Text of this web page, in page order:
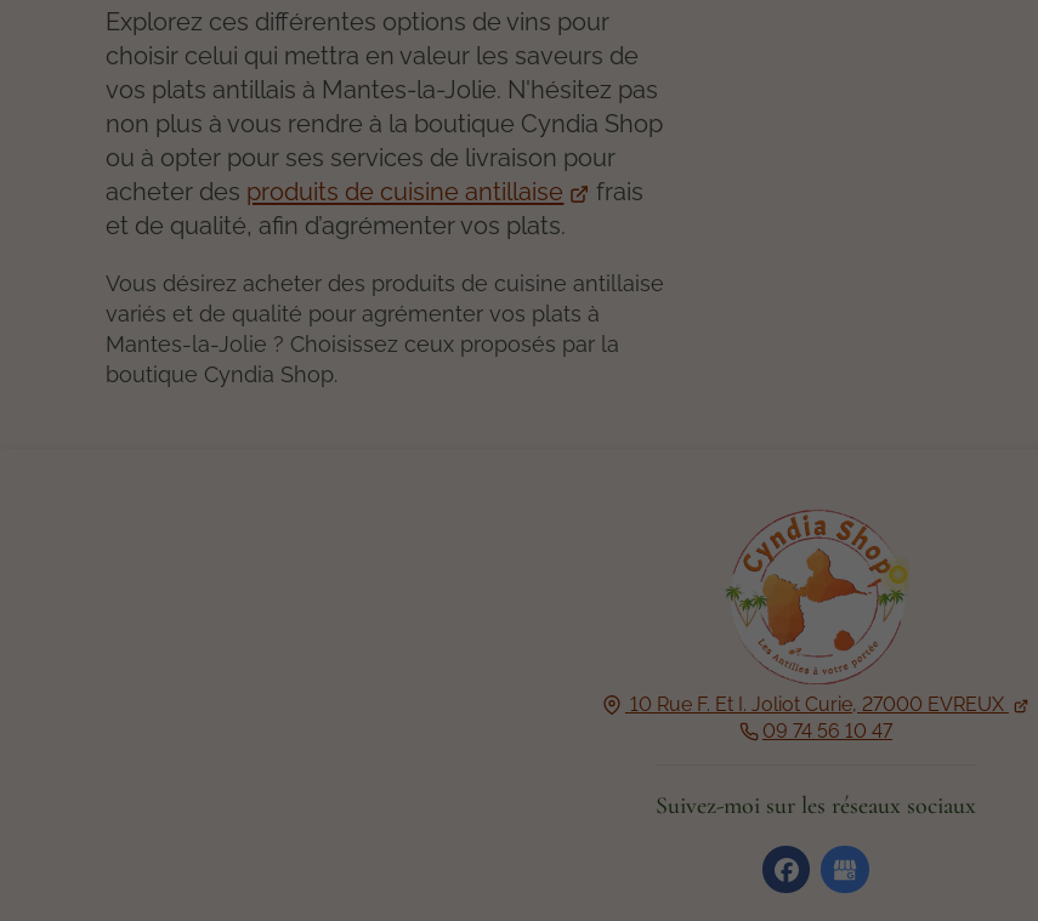
Explorez ces différentes options de vins pour
choisir celui qui mettra en valeur les saveurs de
vos plats antillais à Mantes-la-Jolie. N'hésitez pas
non plus à vous rendre à la boutique Cyndia Shop
ou à opter pour ses services de livraison pour
acheter des produits de cuisine antillaise
frais
et de qualité, afin d’agrémenter vos plats.
Vous désirez acheter des produits de cuisine antillaise
variés et de qualité pour agrémenter vos plats à
Mantes-la-Jolie ? Choisissez ceux proposés par la
boutique Cyndia Shop.
10 Rue F. Et I. Joliot Curie, 27000 EVREUX
09 74 56 10 47
Suivez-moi sur les réseaux sociaux